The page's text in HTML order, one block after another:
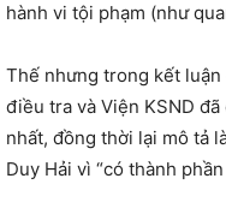
hành vi tội phạm (như
Thế nhưng trong kết
điều tra và Viện KSND
nhất, đồng thời lại mô tả
Duy Hải vì “có thành